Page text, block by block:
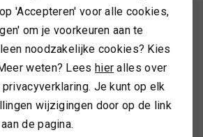
OP DE HOOGTE ZIJN?
10% korting op je 1e bestelling
AANMELDEN
'Accepteren' voor alle cookies,
om je voorkeuren aan te
noodzakelijke cookies? Kies
weten? Lees hier alles over
Je kunt op elk
wijzigingen door op de link
de pagina.